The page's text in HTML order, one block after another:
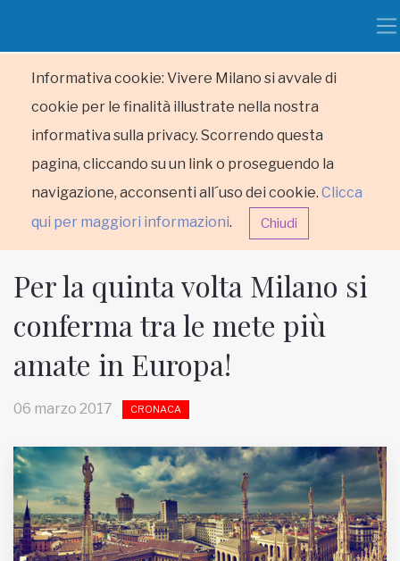
Informativa cookie: Vivere Milano si avvale di
cookie per le finalità illustrate nella nostra
informativa sulla privacy. Scorrendo questa
pagina, cliccando su un link o proseguendo la
navigazione, acconsenti all´uso dei cookie. Clicca
qui per maggiori informazioni. Chiudi
HOME
Inviateci le vostre segnalazioni
Iscriviti alla newsletter
Per la quinta volta Milano si
conferma tra le mete più
amate in Europa!
06 marzo 2017 CRONACA